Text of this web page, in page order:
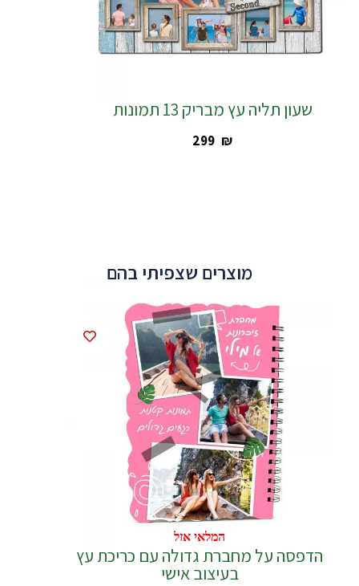
שעון תליה עץ מבריק 13 תמונות
‎299 ₪
מוצרים שצפיתי בהם
המלאי אזל
המלאי אזל
הדפסה על מחברת גדולה עם כריכת עץ
בעיצוב אישי